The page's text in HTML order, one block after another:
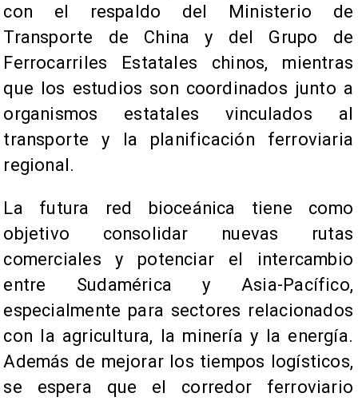
con el respaldo del Ministerio de
Transporte de China y del Grupo de
Ferrocarriles Estatales chinos, mientras
que los estudios son coordinados junto a
organismos estatales vinculados al
transporte y la planificación ferroviaria
regional.
La futura red bioceánica tiene como
objetivo consolidar nuevas rutas
comerciales y potenciar el intercambio
entre Sudamérica y Asia-Pacífico,
especialmente para sectores relacionados
con la agricultura, la minería y la energía.
Además de mejorar los tiempos logísticos,
se espera que el corredor ferroviario